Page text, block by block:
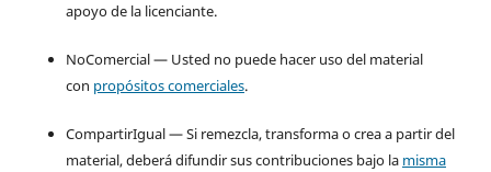
apoyo de la licenciante.
NoComercial — Usted no puede hacer uso del material
con propósitos comerciales.
CompartirIgual — Si remezcla, transforma o crea a partir del
material, deberá difundir sus contribuciones bajo la misma